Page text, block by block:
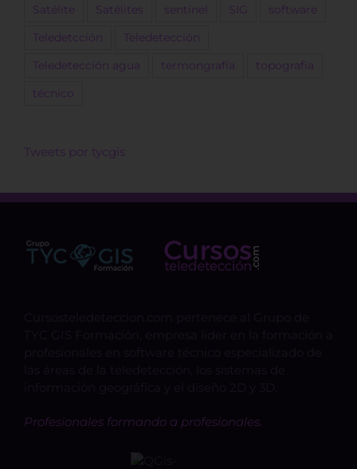
Satélite Satélites sentinel SIG software
Teledetcción Teledetección
Teledetección agua termongrafía topografía
técnico
Tweets por tycgis
Profesionales formando a profesionales.